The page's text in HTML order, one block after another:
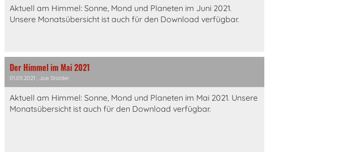
Aktuell am Himmel: Sonne, Mond und Planeten im Juni 2021.
Unsere Monatsübersicht ist auch für den Download verfügbar.
Der Himmel im Mai 2021
01.05.2021 , Joe Stalder
Aktuell am Himmel: Sonne, Mond und Planeten im Mai 2021. Unsere
Monatsübersicht ist auch für den Download verfügbar.